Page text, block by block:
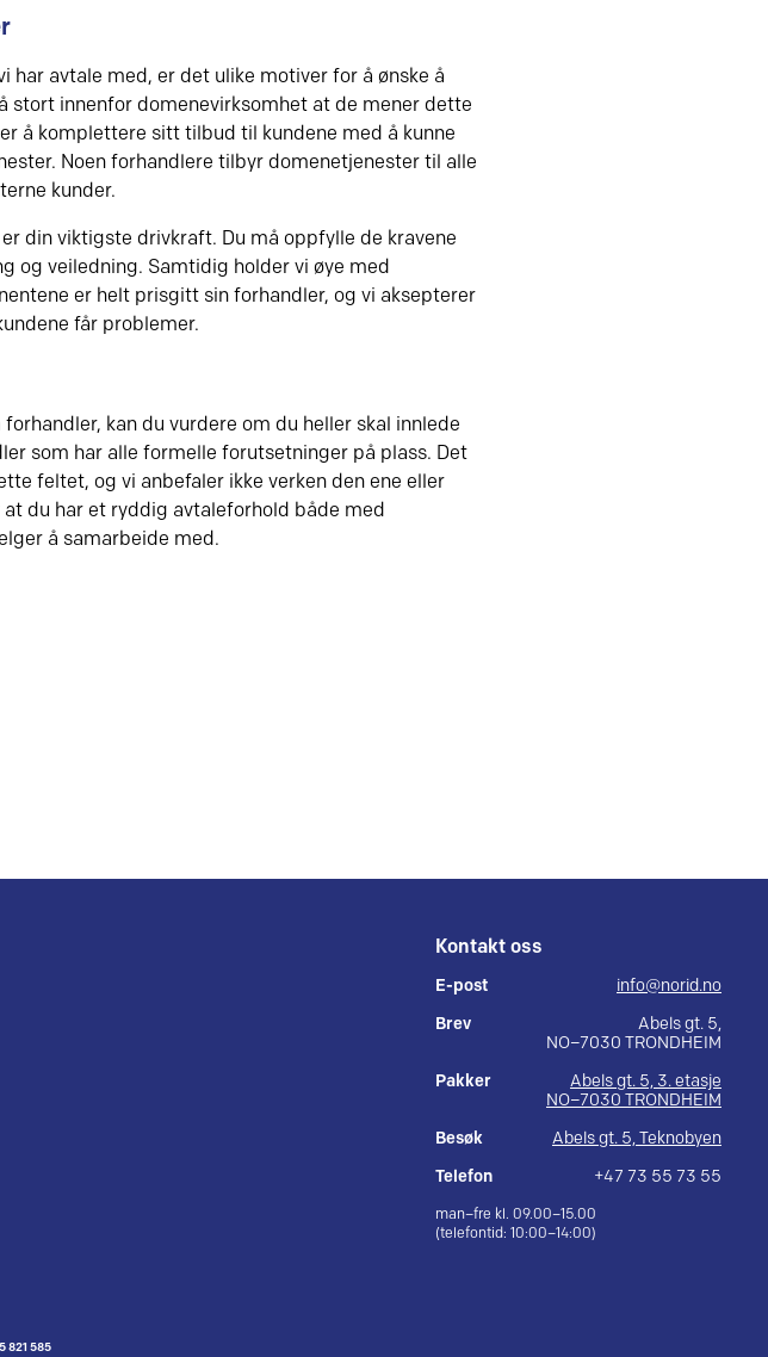
har avtale med, er det ulike motiver for å ønske å
stort innenfor domenevirksomhet at de mener dette
å komplettere sitt tilbud til kundene med å kunne
Noen forhandlere tilbyr domenetjenester til alle
kunder.
din viktigste drivkraft. Du må oppfylle de kravene
og veiledning. Samtidig holder vi øye med
er helt prisgitt sin forhandler, og vi aksepterer
får problemer.
kan du vurdere om du heller skal innlede
som har alle formelle forutsetninger på plass. Det
feltet, og vi anbefaler ikke verken den ene eller
du har et ryddig avtaleforhold både med
å samarbeide med.
Kontakt oss
E-post
info@norid.no
Brev
Abels gt. 5,
NO–7030 TRONDHEIM
Pakker
Abels gt. 5, 3. etasje
NO–7030 TRONDHEIM
Besøk
Abels gt. 5, Teknobyen
Telefon
+47 73 55 73 55
man–fre kl. 09.00–15.00
(telefontid: 10:00–14:00)
821 585